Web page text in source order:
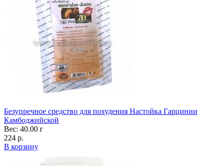
Безупречное средство для похудения Настойка Гарцинии
Камбоджийской
Вес: 40.00 г
224 р.
В корзину